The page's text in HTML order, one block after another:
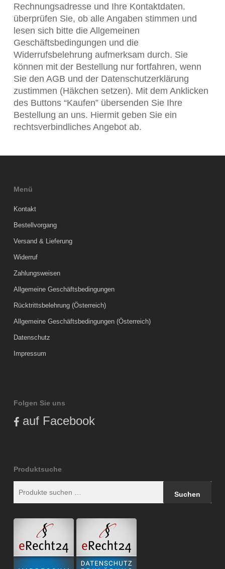
Rechnungsadresse und Ihre Kontaktdaten.
überprüfen Sie, ob alle Angaben stimmen und
lesen sich bitte die Allgemeinen
Geschäftsbedingungen und die
Widerrufsbelehrung aufmerksam durch. Sie
können mit der Bestellung nur fortfahren, wenn
Sie den AGB und der Datenschutzerklärung
zustimmen (Häkchen setzen). Mit dem Anklicken
des Buttons “Kaufen” übersenden Sie Ihre
Bestellung an uns. Hiermit geben Sie ein
rechtsverbindliches Angebot ab.
Menü
Kontakt
Bestellvorgang
Versand & Lieferung
Widerruf
Zahlungsweisen
Allgemeine Geschäftsbedingungen
Rücktrittsbelehrung (Österreich)
Allgemeine Geschäftsbedingungen (Österreich)
Datenschutz
Impressum
Folgen Sie uns
auf Facebook
Produktsuche
Suchen